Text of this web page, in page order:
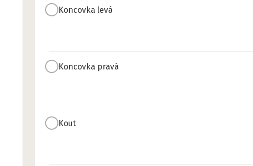
Koncovka levá
Koncovka pravá
Kout